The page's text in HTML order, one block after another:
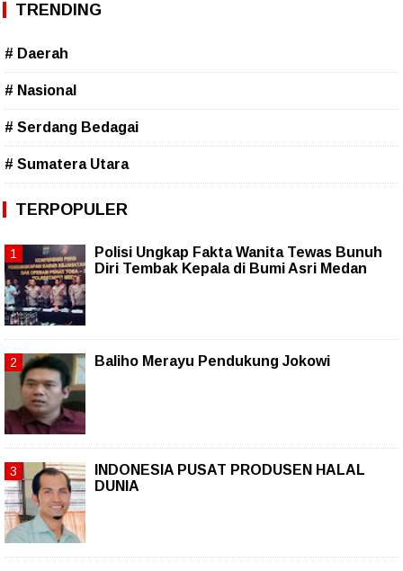
TRENDING
# Daerah
# Nasional
# Serdang Bedagai
# Sumatera Utara
TERPOPULER
Polisi Ungkap Fakta Wanita Tewas Bunuh
Diri Tembak Kepala di Bumi Asri Medan
Baliho Merayu Pendukung Jokowi
INDONESIA PUSAT PRODUSEN HALAL
DUNIA